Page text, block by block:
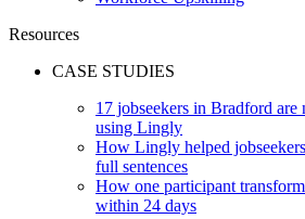
Resources
CASE STUDIES
17 jobseekers in Bradford
using Lingly
How Lingly helped
full sentences
How one participant
within 24 days